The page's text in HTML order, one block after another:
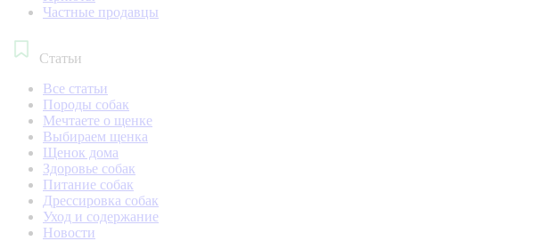
Частные продавцы
Статьи
Все статьи
Породы собак
Мечтаете о щенке
Выбираем щенка
Щенок дома
Здоровье собак
Питание собак
Дрессировка собак
Уход и содержание
Новости